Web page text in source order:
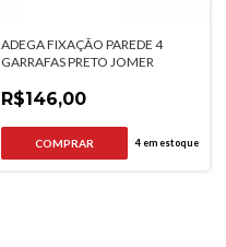
ADEGA FIXAÇÃO PAREDE 4
GARRAFAS PRETO JOMER
R$146,00
4em estoque